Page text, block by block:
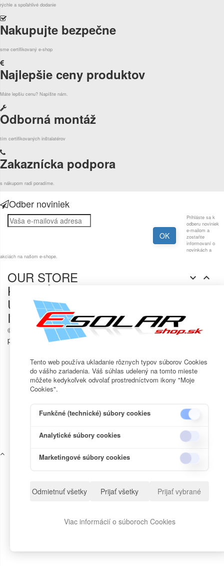
rýchle a spoľahlivé dodanie
Nakupujte bezpečne
sme certifikovaný e-shop
Najlepšie ceny produktov
Máte lepšiu cenu? Napíšte nám.
Odborná montáž
tím certifikovaných inštalatérov
Zakaznícka podpora
s nákupom radi poradíme.
Tento web používa ukladanie rôznych typov súborov Cookies
do vášho zariadenia. Váš súhlas udelený na tomto mieste
môžete kedykoľvek odvolať prostredníctvom ikony "Moje
Cookies".
Funkčné (technické) súbory cookies
Analytické súbory cookies
Marketingové súbory cookies
Odmietnuť všetky Prijať všetky Prijať vybrané
Viac informácií o súboroch Cookies
Odber noviniek
Prihláste sa k
odberu noviniek
e-mailom a
zostaňte
informovaní o
novinkách a
akciách na našom e-shope.
OUR STORE  
KATALÓG
ÚČET
INFORMÁCIE
© 2017-2021Solárny obchod - fotovoltaika
- Všetky autorské
práva vyhradené.